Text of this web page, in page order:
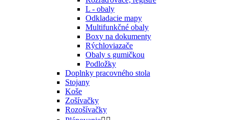
L - obaly
Odkladacie mapy
Multifunkčné obaly
Boxy na dokumenty
Rýchloviazače
Obaly s gumičkou
Podložky
Doplnky pracovného stola
Stojany
Koše
Zošívačky
Rozošívačky